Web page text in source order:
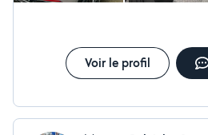
Voir le profil